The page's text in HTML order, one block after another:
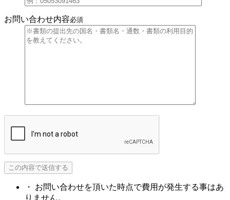
お問い合わせ内容必須
・ お問い合わせを頂いた時点で費用が発生する事はあ
りません。